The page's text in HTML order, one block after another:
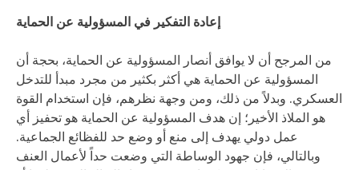
إعادة التفكير في المسؤولية عن الحماية
من المرجح أن لا يوافق أنصار المسؤولية عن الحماية، بحجة أن
المسؤولية عن الحماية هي أكثر بكثير من مجرد مبدأ للتدخل
العسكري. وبدلاً من ذلك، ومن وجهة نظرهم، فإن استخدام القوة
هو الملاذ الأخير؛ إن هدف المسؤولية عن الحماية هو تحفيز أي
عمل دولي يهدف إلى منع أو وضع حد للفظائع الجماعية.
وبالتالي، فإن جهود الوساطة التي وضعت حداً لأعمال العنف